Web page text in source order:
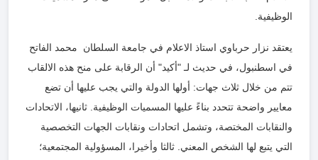
الوظيفية.
يعتقد نزار حرباوي استاذ الاعلام في جامعة السلطان محمد الفاتح
في اسطنبول، في حديث لـ "أكيد" أن الرقابة على منح هذه الالقاب
تتم من خلال ثلاث جهات: أولها الدولة والتي يجب عليها أن تضع
معايير واضحة تتحدد بناءً عليها المسميات الوظيفية. ثانيها، الاتحادات
والنقابات المختصة، وتشمل اتحادات ونقابات الجهات التخصصية
التي يتبع لها الشخص المعني. ثالثا وأخيرا، المسؤولية المجتمعية؛